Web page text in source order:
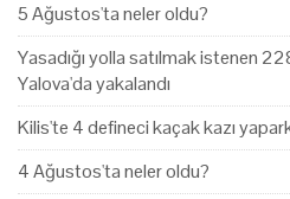
5 Ağustos'ta neler oldu?
Yasadığı yolla satılmak istenen
Yalova'da yakalandı
Kilis'te 4 defineci kaçak kazı
4 Ağustos'ta neler oldu?